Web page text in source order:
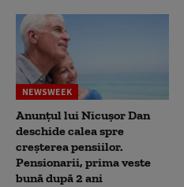
NEWSWEEK
Anunțul lui Nicușor Dan
deschide calea spre
creșterea pensiilor.
Pensionarii, prima veste
bună după 2 ani